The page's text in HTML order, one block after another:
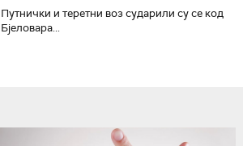
Путнички и теретни воз сударили су се код
Бјеловара...